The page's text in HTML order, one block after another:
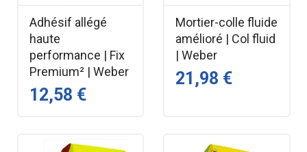
Adhésif allégé
haute
performance | Fix
Premium² | Weber
12,58 €
Mortier-colle fluide
amélioré | Col fluid
| Weber
21,98 €